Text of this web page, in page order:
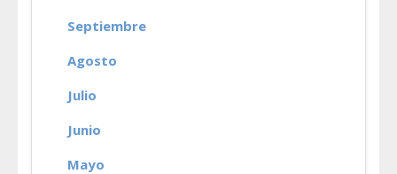
Septiembre
Agosto
Julio
Junio
Mayo